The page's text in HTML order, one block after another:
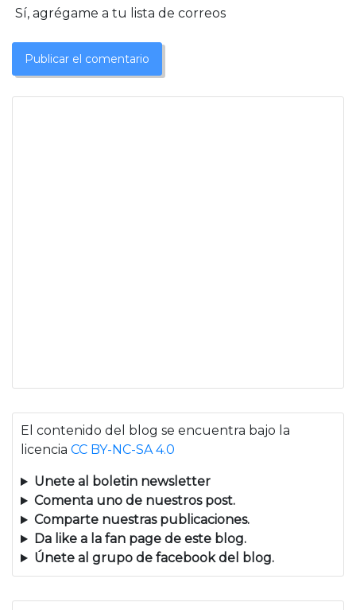
Sí, agrégame a tu lista de correos
El contenido del blog se encuentra bajo la
licencia CC BY-NC-SA 4.0
Unete al boletin newsletter
Comenta uno de nuestros post.
Comparte nuestras publicaciones.
Da like a la fan page de este blog.
Únete al grupo de facebook del blog.